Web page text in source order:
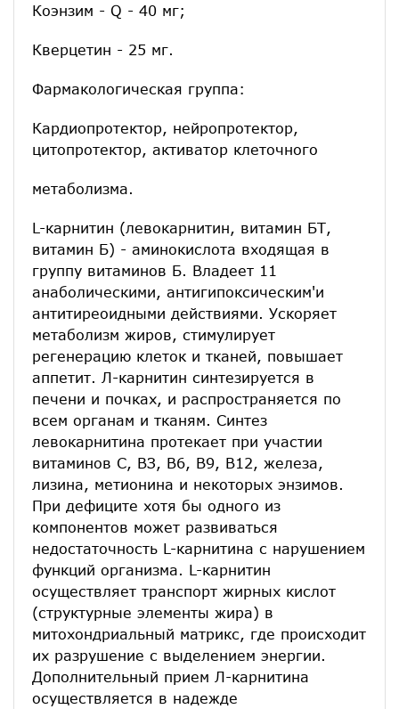
Коэнзим - Q - 40 мг;
Кверцетин - 25 мг.
Фармакологическая группа:
Кардиопротектор, нейропротектор,
цитопротектор, активатор клеточного
метаболизма.
L-карнитин (левокарнитин, витамин БТ,
витамин Б) - аминокислота входящая в
группу витаминов Б. Владеет 11
анаболическими, антигипоксическим'и
антитиреоидными действиями. Ускоряет
метаболизм жиров, стимулирует
регенерацию клеток и тканей, повышает
аппетит. Л-карнитин синтезируется в
печени и почках, и распространяется по
всем органам и тканям. Синтез
левокарнитина протекает при участии
витаминов С, ВЗ, В6, В9, В12, железа,
лизина, метионина и некоторых энзимов.
При дефиците хотя бы одного из
компонентов может развиваться
недостаточность L-карнитина с нарушением
функций организма. L-карнитин
осуществляет транспорт жирных кислот
(структурные элементы жира) в
митохондриальный матрикс, где происходит
их разрушение с выделением энергии.
Дополнительный прием Л-карнитина
осуществляется в надежде